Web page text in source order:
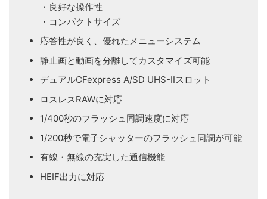
・良好な操作性
・コンパクトサイズ
応答性が良く、優れたメニューシステム
静止画と動画を分離してカスタマイズ可能
デュアルCFexpress A/SD UHS-IIスロット
ロスレスRAWに対応
1/400秒のフラッシュ同調速度に対応
1/200秒で電子シャッターのフラッシュ同調が可能
有線・無線の充実した通信機能
HEIF出力に対応